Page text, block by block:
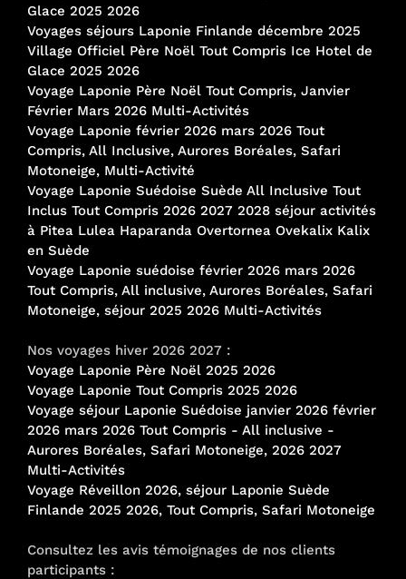
Glace 2025 2026
Voyages séjours Laponie Finlande décembre 2025
Village Officiel Père Noël Tout Compris Ice Hotel de
Glace 2025 2026
Voyage Laponie Père Noël Tout Compris, Janvier
Février Mars 2026 Multi-Activités
Voyage Laponie février 2026 mars 2026 Tout
Compris, All Inclusive, Aurores Boréales, Safari
Motoneige, Multi-Activité
Voyage Laponie Suédoise Suède All Inclusive Tout
Inclus Tout Compris 2026 2027 2028 séjour activités
à Pitea Lulea Haparanda Overtornea Ovekalix Kalix
en Suède
Voyage Laponie suédoise février 2026 mars 2026
Tout Compris, All inclusive, Aurores Boréales, Safari
Motoneige, séjour 2025 2026 Multi-Activités
Nos voyages hiver 2026 2027 :
Voyage Laponie Père Noël 2025 2026
Voyage Laponie Tout Compris 2025 2026
Voyage séjour Laponie Suédoise janvier 2026 février
2026 mars 2026 Tout Compris - All inclusive -
Aurores Boréales, Safari Motoneige, 2026 2027
Multi-Activités
Voyage Réveillon 2026, séjour Laponie Suède
Finlande 2025 2026, Tout Compris, Safari Motoneige
Consultez les avis témoignages de nos clients
participants :